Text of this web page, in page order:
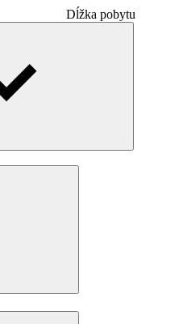
Dĺžka pobytu